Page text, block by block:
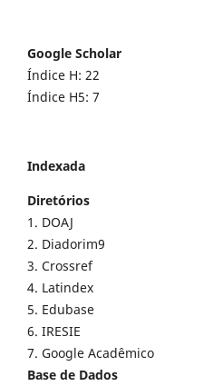
Google Scholar
Índice H: 22
Índice H5: 7
Indexada
Diretórios
1. DOAJ
2. Diadorim9
3. Crossref
4. Latindex
5. Edubase
6. IRESIE
7. Google Acadêmico
Base de Dados